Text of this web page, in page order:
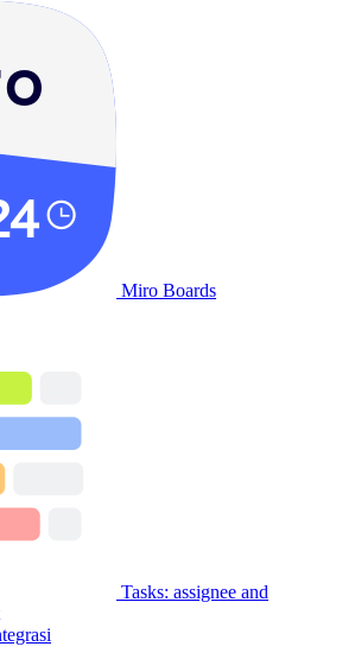
Miro Boards
Tasks: assignee and